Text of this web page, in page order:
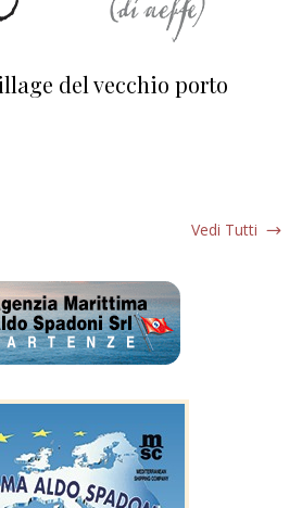
del vecchio porto
Vedi Tutti